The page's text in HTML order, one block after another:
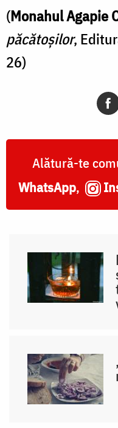
(Monahul Agapie
păcătoșilor,
26)
Alătură-te
WhatsApp,